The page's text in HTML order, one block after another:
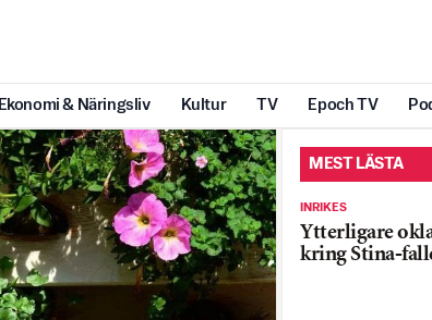
Ekonomi & Näringsliv Kultur TV Epoch TV
MEST LÄSTA
INRIKES
Ytterligare
kring Stina-